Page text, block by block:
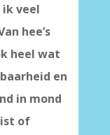
veel
hee’s
heel wat
en
in mond
of